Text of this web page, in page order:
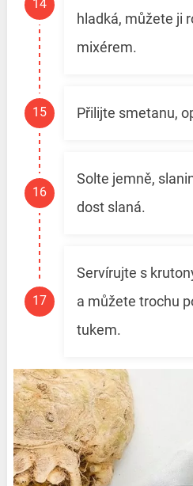
hladká, můžete ji
mixérem.
Přilijte smetanu,
Solte jemně,
dost slaná.
Servírujte s
a můžete trochu
tukem.